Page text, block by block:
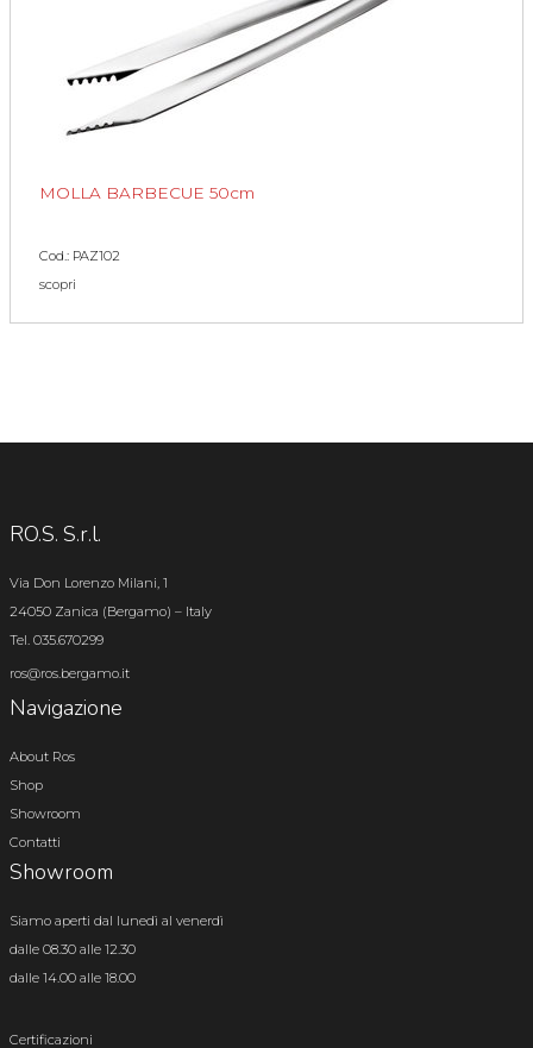
MOLLA BARBECUE 50cm
Cod.: PAZ102
scopri
RO.S. S.r.l.
Via Don Lorenzo Milani, 1
24050 Zanica (Bergamo) – Italy
Tel. 035.670299
ros@ros.bergamo.it
Navigazione
About Ros
Shop
Showroom
Contatti
Showroom
Siamo aperti dal lunedì al venerdì
dalle 08.30 alle 12.30
dalle 14.00 alle 18.00
Certificazioni